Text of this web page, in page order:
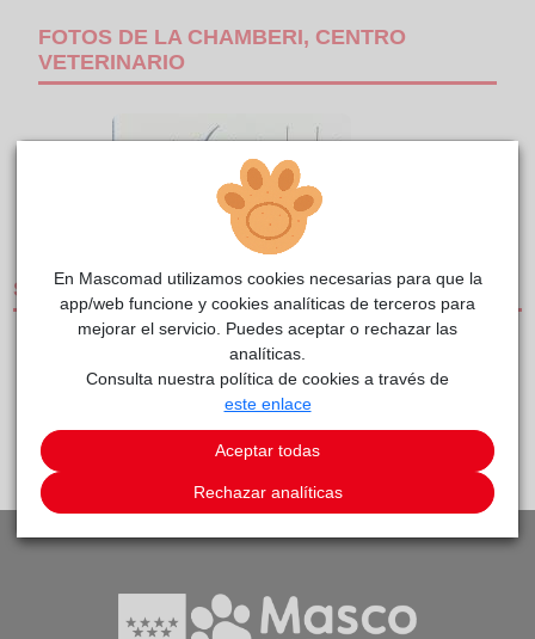
FOTOS DE LA CHAMBERI, CENTRO
VETERINARIO
SERVICIOS
CLÍNICAS DE PEQUEÑOS ANIMALES
En Mascomad utilizamos cookies necesarias para que la
app/web funcione y cookies analíticas de terceros para
mejorar el servicio. Puedes aceptar o rechazar las
analíticas.
Consulta nuestra política de cookies a través de
este enlace
Aceptar todas
Rechazar analíticas